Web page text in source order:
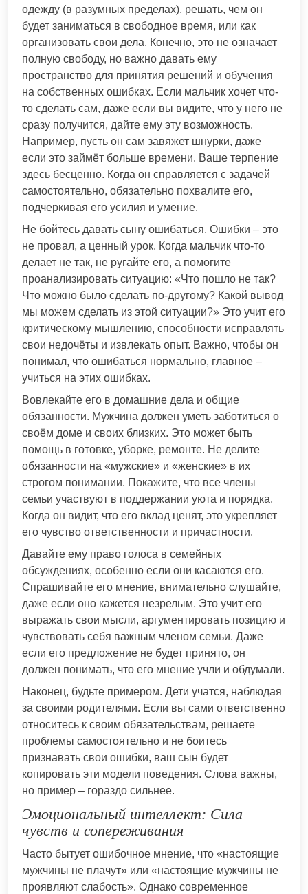
одежду (в разумных пределах), решать, чем он
будет заниматься в свободное время, или как
организовать свои дела. Конечно, это не означает
полную свободу, но важно давать ему
пространство для принятия решений и обучения
на собственных ошибках. Если мальчик хочет что-
то сделать сам, даже если вы видите, что у него не
сразу получится, дайте ему эту возможность.
Например, пусть он сам завяжет шнурки, даже
если это займёт больше времени. Ваше терпение
здесь бесценно. Когда он справляется с задачей
самостоятельно, обязательно похвалите его,
подчеркивая его усилия и умение.
Не бойтесь давать сыну ошибаться. Ошибки – это
не провал, а ценный урок. Когда мальчик что-то
делает не так, не ругайте его, а помогите
проанализировать ситуацию: «Что пошло не так?
Что можно было сделать по-другому? Какой вывод
мы можем сделать из этой ситуации?» Это учит его
критическому мышлению, способности исправлять
свои недочёты и извлекать опыт. Важно, чтобы он
понимал, что ошибаться нормально, главное –
учиться на этих ошибках.
Вовлекайте его в домашние дела и общие
обязанности. Мужчина должен уметь заботиться о
своём доме и своих близких. Это может быть
помощь в готовке, уборке, ремонте. Не делите
обязанности на «мужские» и «женские» в их
строгом понимании. Покажите, что все члены
семьи участвуют в поддержании уюта и порядка.
Когда он видит, что его вклад ценят, это укрепляет
его чувство ответственности и причастности.
Давайте ему право голоса в семейных
обсуждениях, особенно если они касаются его.
Спрашивайте его мнение, внимательно слушайте,
даже если оно кажется незрелым. Это учит его
выражать свои мысли, аргументировать позицию и
чувствовать себя важным членом семьи. Даже
если его предложение не будет принято, он
должен понимать, что его мнение учли и обдумали.
Наконец, будьте примером. Дети учатся, наблюдая
за своими родителями. Если вы сами ответственно
относитесь к своим обязательствам, решаете
проблемы самостоятельно и не боитесь
признавать свои ошибки, ваш сын будет
копировать эти модели поведения. Слова важны,
но пример – гораздо сильнее.
Эмоциональный интеллект: Сила
чувств и сопереживания
Часто бытует ошибочное мнение, что «настоящие
мужчины не плачут» или «настоящие мужчины не
проявляют слабость». Однако современное